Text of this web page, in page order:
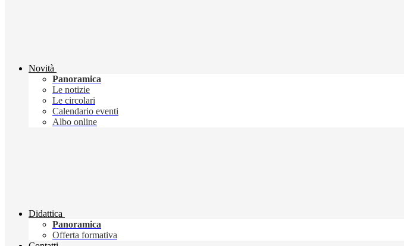
Novità
Panoramica
Le notizie
Le circolari
Calendario eventi
Albo online
Didattica
Panoramica
Offerta formativa